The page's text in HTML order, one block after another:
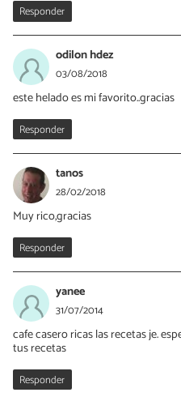
Responder
odilon hdez
03/08/2018
este helado es mi favorito..gracias
Responder
tanos
28/02/2018
Muy rico,gracias
Responder
yanee
31/07/2014
cafe casero ricas las recetas je.
tus recetas
Responder